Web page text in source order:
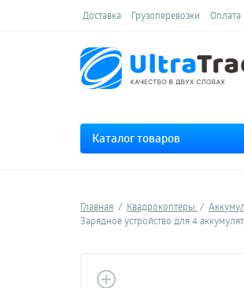
Доставка Грузоперевозки Оплата
Каталог товаров
Главная Квадрокоптеры
Зарядное устройство для 4